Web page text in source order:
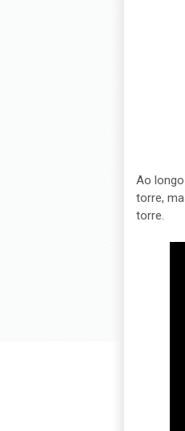
Ao
torre,
torre.